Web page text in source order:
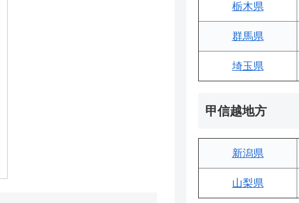
栃木県
群馬県
埼玉県
甲信越地方
新潟県
山梨県